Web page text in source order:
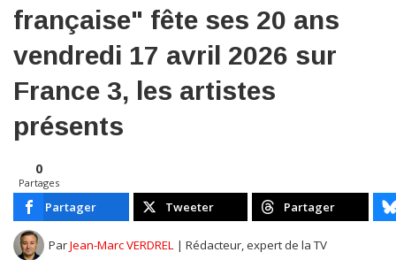
française" fête ses 20 ans
vendredi 17 avril 2026 sur
France 3, les artistes
présents
0
Partages
Partager Tweeter Partager
ParJean-Marc VERDREL | Rédacteur, expert de la TV